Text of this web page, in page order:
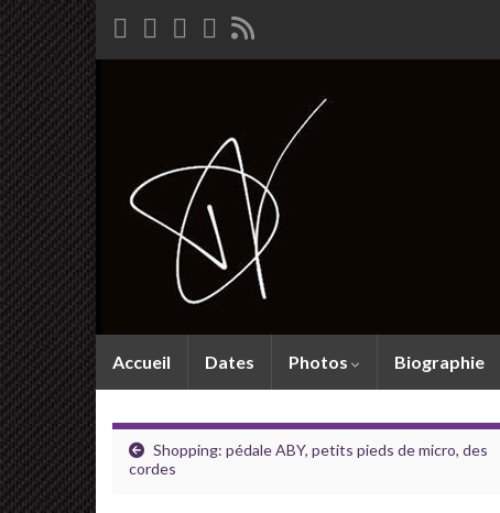
Accueil Dates Photos Biographie
Shopping: pédale ABY, petits pieds de micro, des
cordes